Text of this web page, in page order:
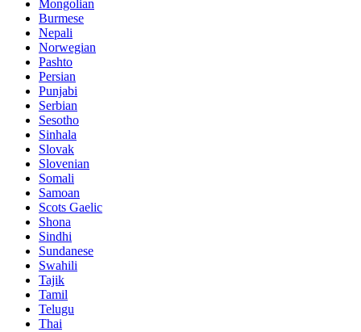
Mongolian
Burmese
Nepali
Norwegian
Pashto
Persian
Punjabi
Serbian
Sesotho
Sinhala
Slovak
Slovenian
Somali
Samoan
Scots Gaelic
Shona
Sindhi
Sundanese
Swahili
Tajik
Tamil
Telugu
Thai